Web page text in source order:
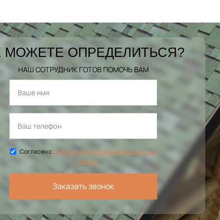
МОЖЕТЕ ОПРЕДЕЛИТЬСЯ?
НАШ СОТРУДНИК ГОТОВ ПОМОЧЬ ВАМ
Согласен сПолитикой обработки персональных
данных
Заказать звонок